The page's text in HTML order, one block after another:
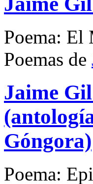
Poema: El
Poemas de
Jaime
Góngora)
Poema: